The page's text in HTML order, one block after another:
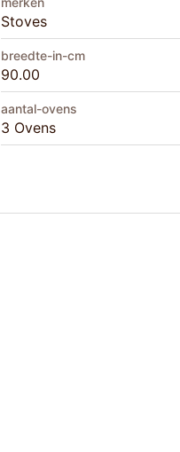
Stoves
breedte-in-cm
90.00
aantal-ovens
3 Ovens